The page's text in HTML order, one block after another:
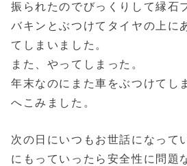
振られたのでびっくりして縁石
バキンとぶつけてタイヤの上に
てしまいました。
また、やってしまった。
年末なのにまた車をぶつけてし
へこみました。
次の日にいつもお世話になって
にもっていったら安全性に問題